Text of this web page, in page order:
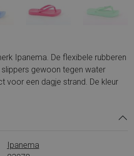
Ipanema. De flexibele rubberen
gewoon tegen water
voor een dagje strand. De kleur
Ipanema